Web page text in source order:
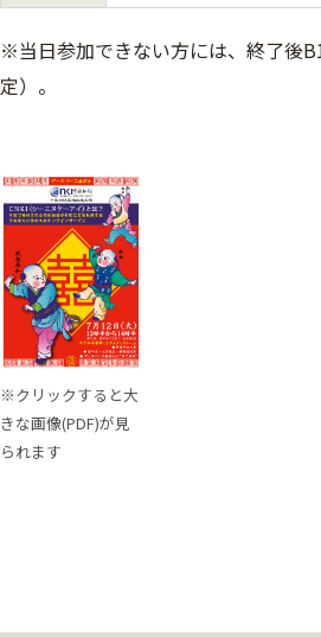
※当日参加できない方には、終了後
定）。
※クリックすると大
きな画像(PDF)が見
られます